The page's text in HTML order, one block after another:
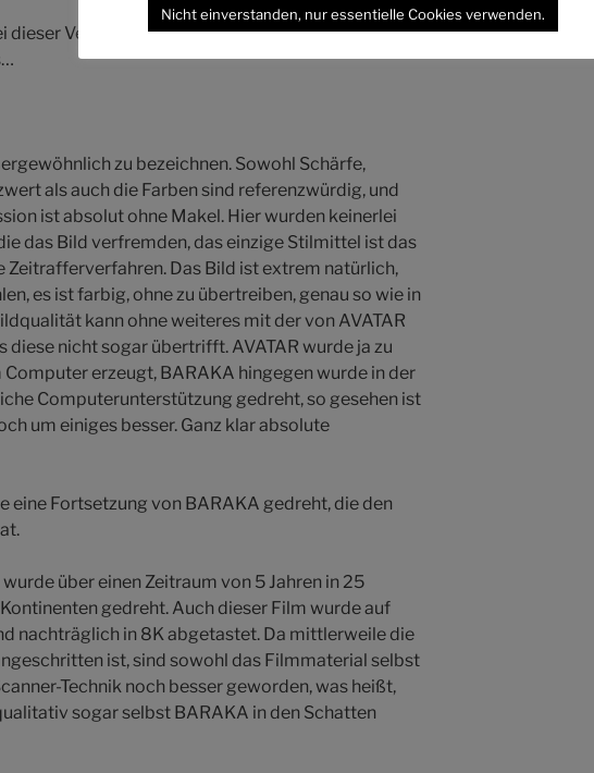
dieser Version „nur“ um eine normale Blu-Ray
zu bezeichnen. Sowohl Schärfe,
als auch die Farben sind referenzwürdig, und
ist absolut ohne Makel. Hier wurden keinerlei
das Bild verfremden, das einzige Stilmittel ist das
Zeitrafferverfahren. Das Bild ist extrem natürlich,
es ist farbig, ohne zu übertreiben, genau so wie in
kann ohne weiteres mit der von AVATAR
diese nicht sogar übertrifft. AVATAR wurde ja zu
erzeugt, BARAKA hingegen wurde in der
Computerunterstützung gedreht, so gesehen ist
um einiges besser. Ganz klar absolute
eine Fortsetzung von BARAKA gedreht, die den
über einen Zeitraum von 5 Jahren in 25
gedreht. Auch dieser Film wurde auf
nachträglich in 8K abgetastet. Da mittlerweile die
ist, sind sowohl das Filmmaterial selbst
Technik noch besser geworden, was heißt,
sogar selbst BARAKA in den Schatten
Nicht einverstanden, nur essentielle Cookies verwenden.